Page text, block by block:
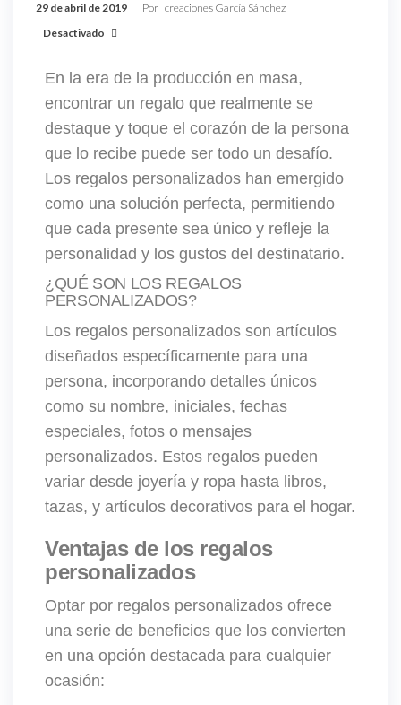
29 de abril de 2019 Por creaciones García Sánchez
Desactivado
En la era de la producción en masa,
encontrar un regalo que realmente se
destaque y toque el corazón de la persona
que lo recibe puede ser todo un desafío.
Los regalos personalizados han emergido
como una solución perfecta, permitiendo
que cada presente sea único y refleje la
personalidad y los gustos del destinatario.
¿QUÉ SON LOS REGALOS
PERSONALIZADOS?
Los regalos personalizados son artículos
diseñados específicamente para una
persona, incorporando detalles únicos
como su nombre, iniciales, fechas
especiales, fotos o mensajes
personalizados. Estos regalos pueden
variar desde joyería y ropa hasta libros,
tazas, y artículos decorativos para el hogar.
Ventajas de los regalos
personalizados
Optar por regalos personalizados ofrece
una serie de beneficios que los convierten
en una opción destacada para cualquier
ocasión: